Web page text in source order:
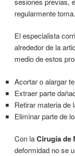
regularmente toma.
El especialista
alrededor de la
medio de estos
Acortar o alargar
Extraer parte
Retirar materia de
Eliminar parte de
Con laCirugía de
deformidad no se